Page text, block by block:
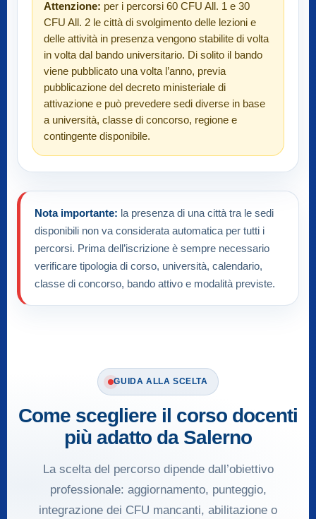
Attenzione: per i percorsi 60 CFU All. 1 e 30
CFU All. 2 le città di svolgimento delle lezioni e
delle attività in presenza vengono stabilite di volta
in volta dal bando universitario. Di solito il bando
viene pubblicato una volta l’anno, previa
pubblicazione del decreto ministeriale di
attivazione e può prevedere sedi diverse in base
a università, classe di concorso, regione e
contingente disponibile.
Nota importante: la presenza di una città tra le sedi
disponibili non va considerata automatica per tutti i
percorsi. Prima dell’iscrizione è sempre necessario
verificare tipologia di corso, università, calendario,
classe di concorso, bando attivo e modalità previste.
GUIDA ALLA SCELTA
Come scegliere il corso docenti
più adatto da Salerno
La scelta del percorso dipende dall’obiettivo
professionale: aggiornamento, punteggio,
integrazione dei CFU mancanti, abilitazione o